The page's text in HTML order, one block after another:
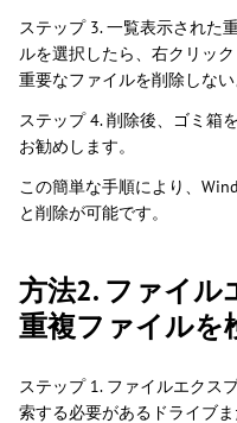
ステップ 3. 一覧表示された
ルを選択したら、右クリッ
重要なファイルを削除しな
ステップ 4. 削除後、ゴミ箱
お勧めします。
この簡単な手順により、
と削除が可能です。
方法2. ファイル
重複ファイルを
ステップ 1. ファイルエクス
索する必要があるドライブ